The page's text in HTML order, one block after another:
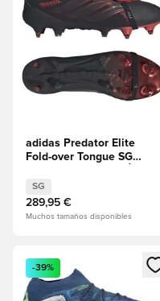
adidas Predator Elite
Fold-over Tongue SG
LIMITADA
SG
289,95 €
Muchos tamaños disponibles
Abre un modal para
-39%